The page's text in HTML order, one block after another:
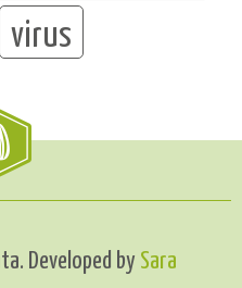
virus
Developed by Sara